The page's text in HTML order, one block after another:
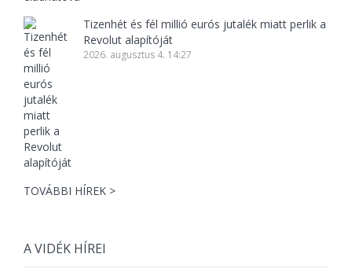
Tizenhét és fél millió eurós jutalék miatt perlik a
Revolut alapítóját
2026. augusztus 4. 14:27
TOVÁBBI HÍREK >
A VIDÉK HÍREI